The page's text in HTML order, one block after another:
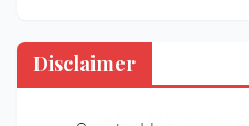
Disclaimer